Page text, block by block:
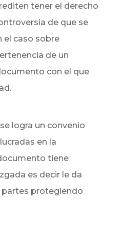
tener el derecho
de que se
el caso sobre
de un
con el que
logra un convenio
en la
tiene
es decir le da
partes protegiendo